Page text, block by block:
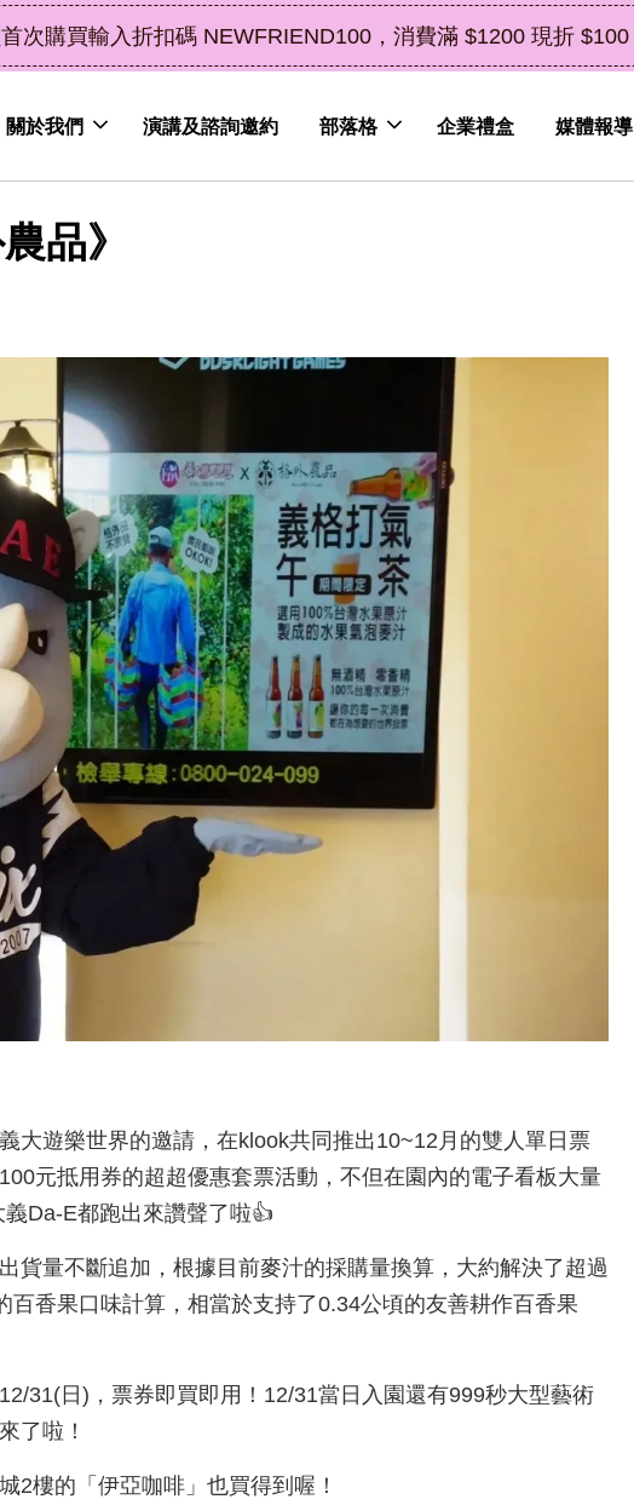
市｜橘皮植萃永續好禮，解油去味・送禮自用兩相宜 了解詳情
關於我們 演講及諮詢邀約 部落格 企業禮盒 媒體報導
品》
大遊樂世界的邀請，在klook共同推出10~12月的雙人單日票
元抵用券的超超優惠套票活動，不但在園內的電子看板大量
Da-E都跑出來讚聲了啦👍
貨量不斷追加，根據目前麥汁的採購量換算，大約解決了超過
香果口味計算，相當於支持了0.34公頃的友善耕作百香果
31(日)，票券即買即用！12/31當日入園還有999秒大型藝術
了啦！
2樓的「伊亞咖啡」也買得到喔！